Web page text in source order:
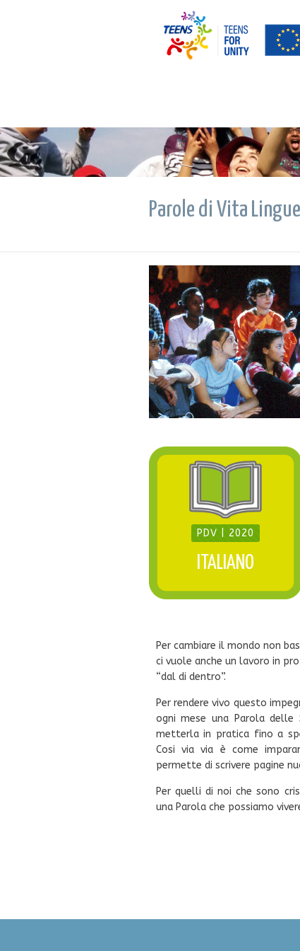
Parole di Vita Lingue
PDV | 2020
ITALIANO
Per cambiare il mondo non
ci vuole anche un lavoro in
“dal di dentro”.
Per rendere vivo questo
ogni mese una Parola
metterla in pratica fino a
Cosi via via è come
permette di scrivere pagine
Per quelli di noi che sono
una Parola che possiamo